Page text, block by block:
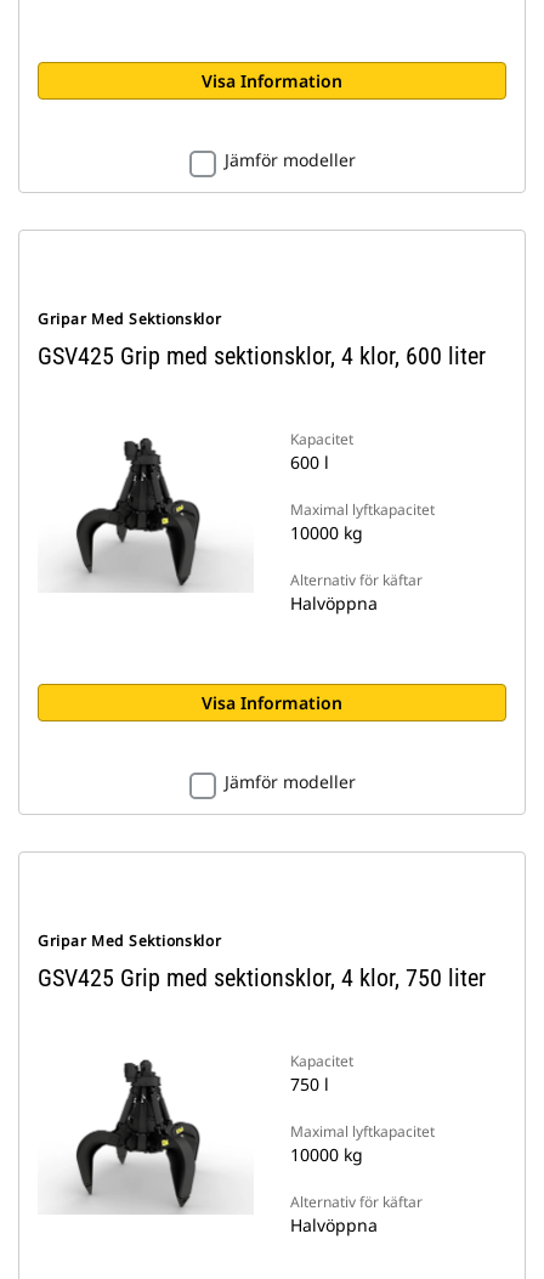
Visa Information
Jämför modeller
Gripar Med Sektionsklor
GSV425 Grip med sektionsklor, 4 klor, 600 liter
Kapacitet
600 l
Maximal lyftkapacitet
10000 kg
Alternativ för käftar
Halvöppna
Visa Information
Jämför modeller
Gripar Med Sektionsklor
GSV425 Grip med sektionsklor, 4 klor, 750 liter
Kapacitet
750 l
Maximal lyftkapacitet
10000 kg
Alternativ för käftar
Halvöppna